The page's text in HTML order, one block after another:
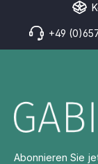
+49
Abonnieren Sie